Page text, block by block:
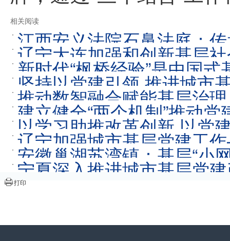
相关阅读
江西安义法院石鼻法庭：
辽宁大连加强和创新基层
新时代“枫桥经验”是中国
坚持以党建引领 推进城市
推动数智融合赋能基层治理
建立健全“两个机制”推动
以学习助推改革创新 以党
辽宁加强城市基层党建工
安徽巢湖苏湾镇：基层“小
宁夏深入推进城市基层党
打印